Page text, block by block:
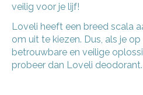
veilig voor je lijf!
Loveli heeft een breed scala
om uit te kiezen. Dus, als je
betrouwbare en veilige
probeer dan Loveli deodorant.